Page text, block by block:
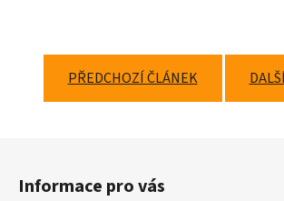
PŘEDCHOZÍ ČLÁNEK
Informace pro vás